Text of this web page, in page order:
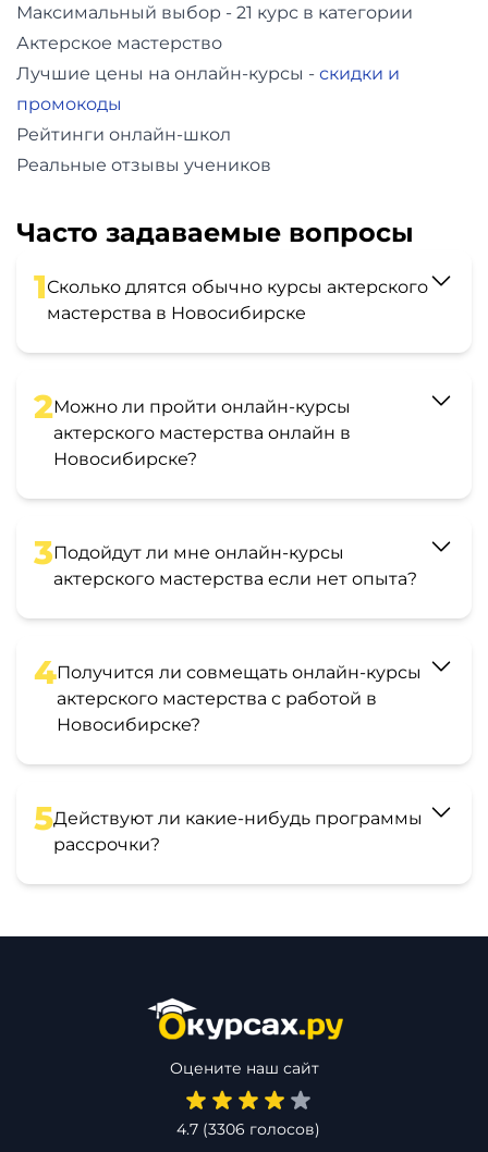
Максимальный выбор - 21 курс в категории
Актерское мастерство
Лучшие цены на онлайн-курсы - скидки и
промокоды
Рейтинги онлайн-школ
Реальные отзывы учеников
Часто задаваемые вопросы
1Сколько длятся обычно курсы актерского
мастерства в Новосибирске
2Можно ли пройти онлайн-курсы
актерского мастерства онлайн в
Новосибирске?
3Подойдут ли мне онлайн-курсы
актерского мастерства если нет опыта?
4Получится ли совмещать онлайн-курсы
актерского мастерства с работой в
Новосибирске?
5Действуют ли какие-нибудь программы
рассрочки?
Оцените наш сайт
4.7 (3306 голосов)